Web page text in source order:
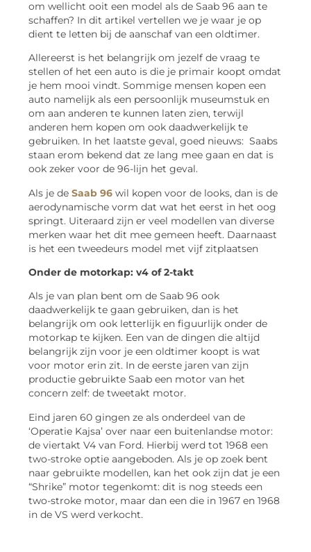
om wellicht ooit een model als de Saab 96 aan te
schaffen? In dit artikel vertellen we je waar je op
dient te letten bij de aanschaf van een oldtimer.
Allereerst is het belangrijk om jezelf de vraag te
stellen of het een auto is die je primair koopt omdat
je hem mooi vindt. Sommige mensen kopen een
auto namelijk als een persoonlijk museumstuk en
om aan anderen te kunnen laten zien, terwijl
anderen hem kopen om ook daadwerkelijk te
gebruiken. In het laatste geval, goed nieuws: Saabs
staan erom bekend dat ze lang mee gaan en dat is
ook zeker voor de 96-lijn het geval.
Als je de Saab 96 wil kopen voor de looks, dan is de
aerodynamische vorm dat wat het eerst in het oog
springt. Uiteraard zijn er veel modellen van diverse
merken waar het dit mee gemeen heeft. Daarnaast
is het een tweedeurs model met vijf zitplaatsen
Onder de motorkap: v4 of 2-takt
Als je van plan bent om de Saab 96 ook
daadwerkelijk te gaan gebruiken, dan is het
belangrijk om ook letterlijk en figuurlijk onder de
motorkap te kijken. Een van de dingen die altijd
belangrijk zijn voor je een oldtimer koopt is wat
voor motor erin zit. In de eerste jaren van zijn
productie gebruikte Saab een motor van het
concern zelf: de tweetakt motor.
Eind jaren 60 gingen ze als onderdeel van de
‘Operatie Kajsa’ over naar een buitenlandse motor:
de viertakt V4 van Ford. Hierbij werd tot 1968 een
two-stroke optie aangeboden. Als je op zoek bent
naar gebruikte modellen, kan het ook zijn dat je een
“Shrike” motor tegenkomt: dit is nog steeds een
two-stroke motor, maar dan een die in 1967 en 1968
in de VS werd verkocht.